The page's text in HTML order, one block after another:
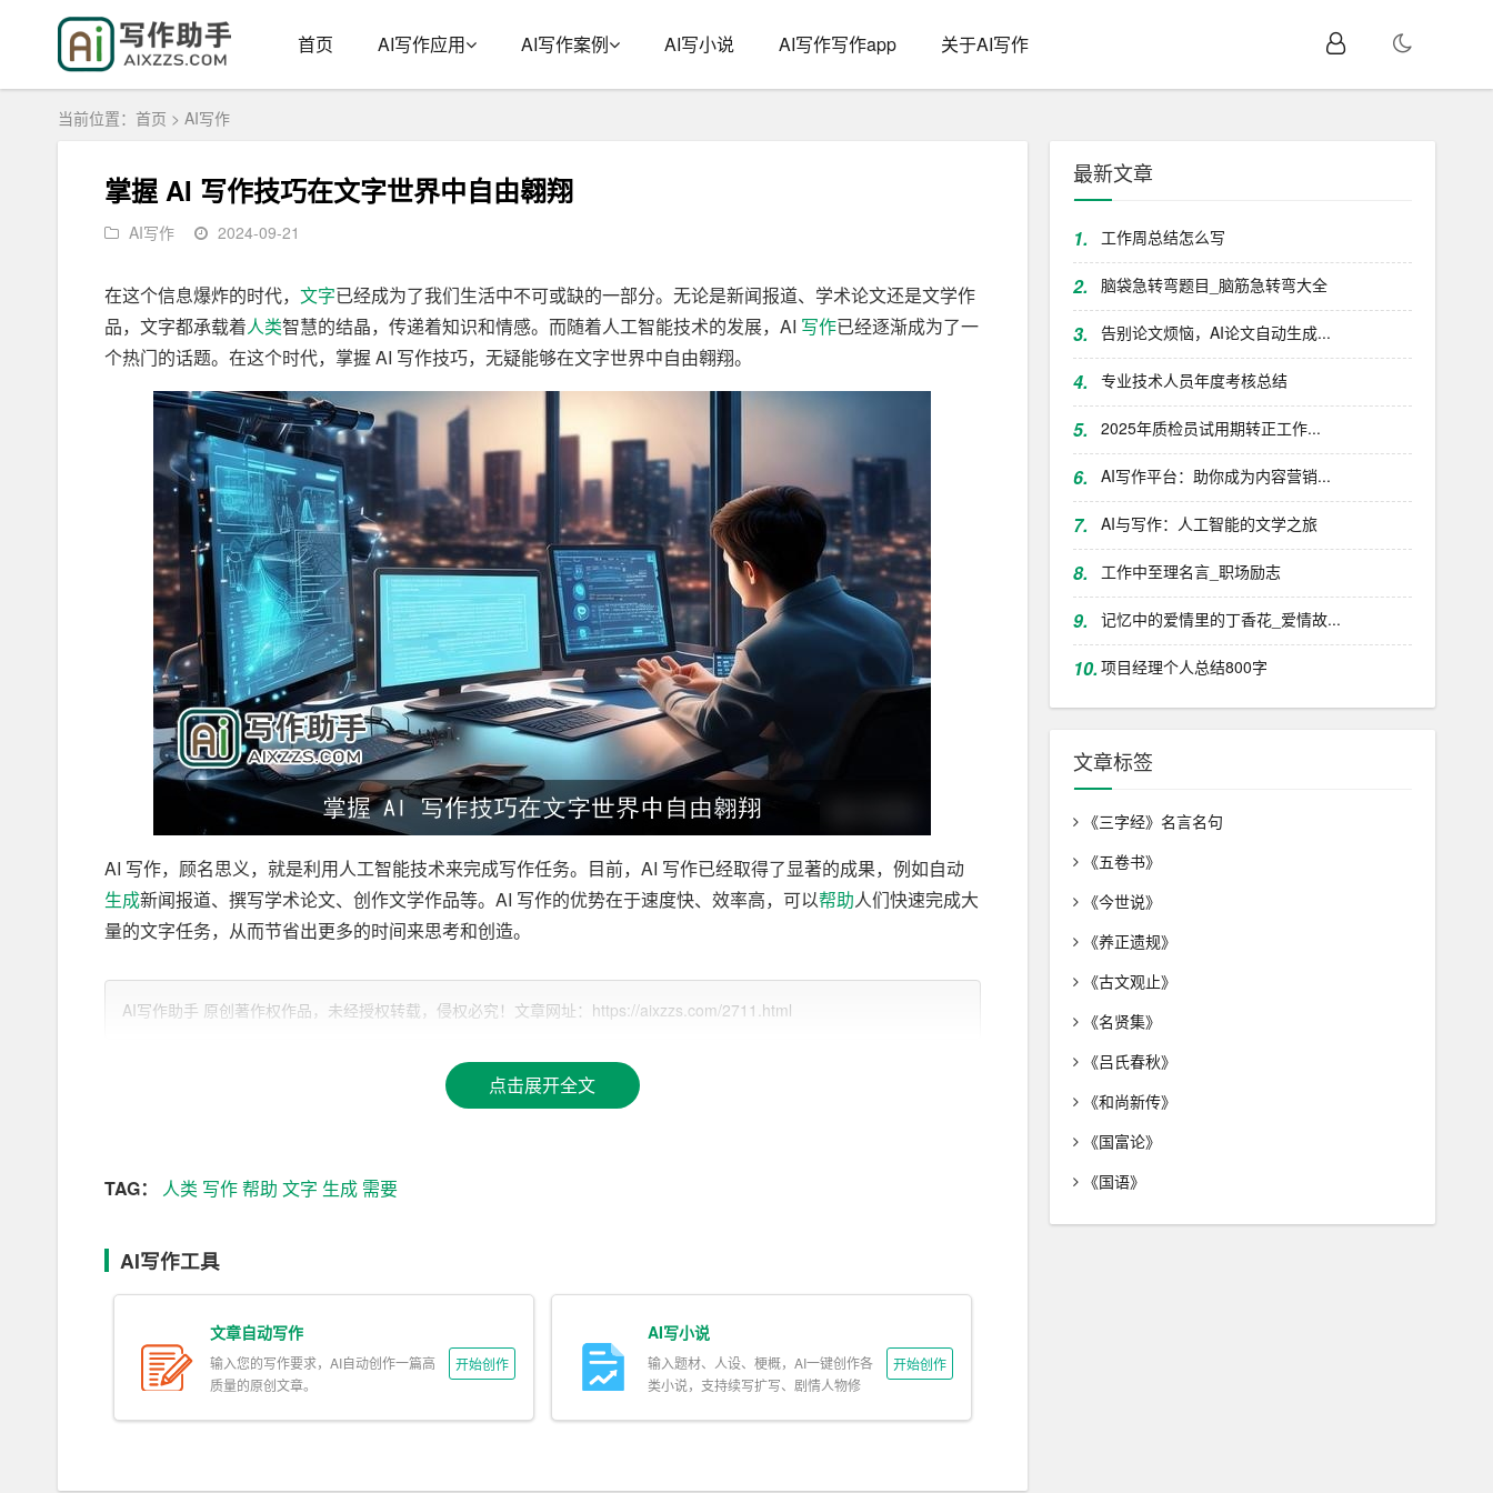
首页 AI写作应用 AI写作案例 AI写小说 AI写作写作app 关于AI写作
当前位置： 首页 > AI写作
掌握 AI 写作技巧在文字世界中自由翱翔
AI写作 2024-09-21
在这个信息爆炸的时代， 文字已经成为了我们生活中不可或缺的一部分。无论是新闻报道、学术论文还是文学作
品，文字都承载着人类智慧的结晶，传递着知识和情感。而随着人工智能技术的发展，AI 写作已经逐渐成为了一
个热门的话题。在这个时代，掌握 AI 写作技巧，无疑能够在文字世界中自由翱翔。
AI 写作，顾名思义，就是利用人工智能技术来完成写作任务。目前，AI 写作已经取得了显著的成果，例如自动
生成新闻报道、撰写学术论文、创作文学作品等。AI 写作的优势在于速度快、效率高，可以帮助人们快速完成大
量的文字任务，从而节省出更多的时间来思考和创造。
然而，AI 写作也存在一些争议。有人认为，AI 写作取代了人类的创作，使得文字失去了温度和灵魂。也有人担
忧，AI 写作可能导致文字质量的下降，使得文学和学术领域的水平逐渐下滑。面对这些争议，我们应该如何看待
首先，我们要认识到，AI 写作并不是取代人类的创作，而是作为一种辅助工具，帮助人们更好地进行写作。在实
投入到创新和思考中。
在学术领域，AI 写作可以帮助研究者快速整理文献资料，提高研究效率；在新闻领域，AI 写作可以保证新闻报
道的及时性和客观性。当然，这并不意味着 AI 写作可以完全取代人类的创作，因为文学作品需要人类的情感和
想象力，这是 AI 无法替代的。但我们可以利用 AI 写作，提高文字工作的效率，为人类创作提供更好的基础。
那么，作为人类，我们应该如何掌握 AI 写作技巧，以便在文字世界中自由翱翔呢？
首先，我们需要了解 AI 写作的基本原理。AI 写作是基于大数据和机器学习技术实现的。因此，我们需要学习一
AI写作助手 原创著作权作品，未经授权转载，侵权必究！文章网址：https://aixzzs.com/2711.html
点击展开全文
TAG： 人类 写作帮助 文字 生成 需要
AI写作工具
文章自动写作
输入您的写作要求，AI自动创作一篇高
质量的原创文章。
开始创作
AI写小说
输入题材、人设、梗概，AI一键创作各
类小说，支持续写扩写、剧情人物修
开始创作
最新文章
1. 工作周总结怎么写
2. 脑袋急转弯题目_脑筋急转弯大全
3. 告别论文烦恼，AI论文自动生成...
4. 专业技术人员年度考核总结
5. 2025年质检员试用期转正工作...
6. AI写作平台：助你成为内容营销...
7. AI与写作：人工智能的文学之旅
8. 工作中至理名言_职场励志
9. 记忆中的爱情里的丁香花_爱情故...
10.项目经理个人总结800字
文章标签
《三字经》名言名句
《五卷书》
《今世说》
《养正遗规》
《古文观止》
《名贤集》
《吕氏春秋》
《和尚新传》
《国富论》
《国语》